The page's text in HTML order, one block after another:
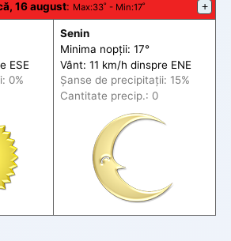
16 august: Max:33˚ - Min:17˚ +
ESE
: 0%
Senin
Minima nopții: 17°
Vânt: 11 km/h dinspre ENE
Șanse de precipitații: 15%
Cantitate precip.: 0